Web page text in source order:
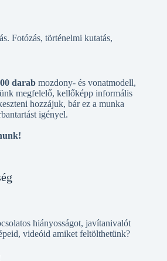
Fotózás, történelmi kutatás,
darab mozdony- és vonatmodell,
megfelelő, kellőképp informális
hozzájuk, bár ez a munka
igényel.
hiányosságot, javítanivalót
videóid amiket feltölthetünk?